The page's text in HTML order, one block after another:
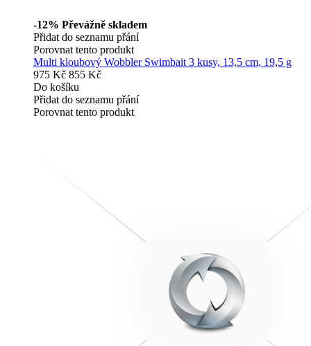
-12% Převážně skladem
Přidat do seznamu přání
Porovnat tento produkt
Multi kloubový Wobbler Swimbait 3 kusy, 13,5 cm, 19,5 g
975 Kč 855 Kč
Do košíku
Přidat do seznamu přání
Porovnat tento produkt